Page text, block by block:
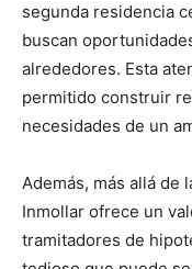
segunda residencia
buscan
alrededores. Esta
permitido construir
necesidades de un
Además, más allá de
Inmollar ofrece un
tramitadores de